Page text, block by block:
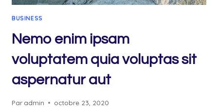
BUSINESS
Nemo enim ipsam
voluptatem quia voluptas sit
aspernatur aut
Par admin octobre 23, 2020